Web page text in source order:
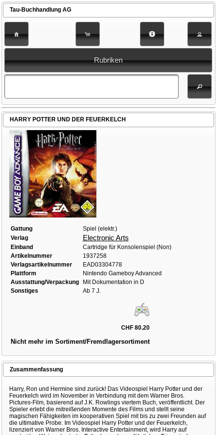
Tau-Buchhandlung AG
Rubriken
HARRY POTTER UND DER FEUERKELCH
Gattung
Spiel (elektr.)
Verlag
Electronic Arts
Einband
Cartridge für Konsolenspiel (Non)
Artikelnummer
1937258
Verlagsartikelnummer
EAD03304778
Plattform
Nintendo Gameboy Advanced
Ausstattung/Verpackung
Mit Dokumentation in D
Sonstiges
Ab 7 J.
CHF 80.20
Nicht mehr im Sortiment/Fremdlagersortiment
Zusammenfassung
Harry, Ron und Hermine sind zurück! Das Videospiel Harry Potter und der
Feuerkelch wird im November in Verbindung mit dem Warner Bros.
Pictures-Film, basierend auf J.K. Rowlings viertem Buch, veröffentlicht. Der
Spieler erlebt die mitreißenden Momente des Films und stellt seine
magischen Fähigkeiten im kooperativen Spiel mit bis zu zwei Freunden auf
die ultimative Probe. Im Videospiel Harry Potter und der Feuerkelch,
lizenziert von Warner Bros. Interactive Entertainment, wird Harry auf